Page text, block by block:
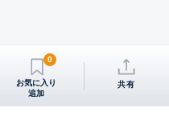
0
共有